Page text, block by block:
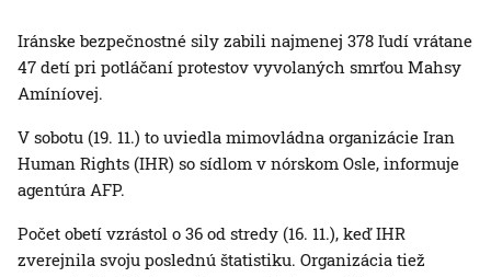
Iránske bezpečnostné sily zabili najmenej 378 ľudí vrátane
47 detí pri potláčaní protestov vyvolaných smrťou Mahsy
Amíníovej.
V sobotu (19. 11.) to uviedla mimovládna organizácie Iran
Human Rights (IHR) so sídlom v nórskom Osle, informuje
agentúra AFP.
Počet obetí vzrástol o 36 od stredy (16. 11.), keď IHR
zverejnila svoju poslednú štatistiku. Organizácia tiež